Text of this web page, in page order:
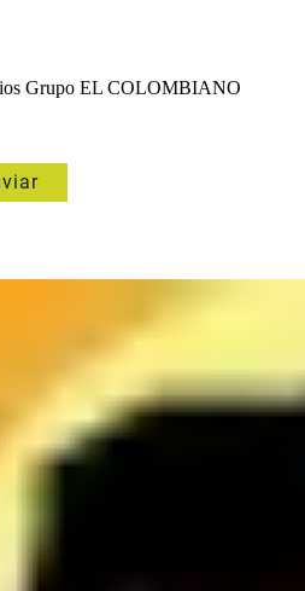
Grupo EL COLOMBIANO